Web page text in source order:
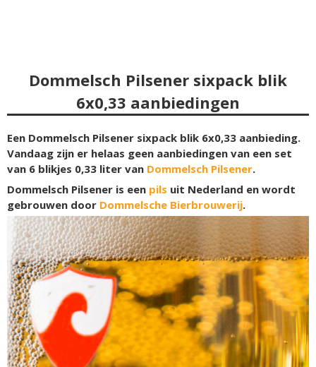
Dommelsch Pilsener sixpack blik
6x0,33 aanbiedingen
Een Dommelsch Pilsener sixpack blik 6x0,33 aanbieding.
Vandaag zijn er helaas geen aanbiedingen van een set
van 6 blikjes 0,33 liter van Dommelsch Pilsener.
Dommelsch Pilsener is een pils uit Nederland en wordt
gebrouwen door Dommelsche Bierbrouwerij.